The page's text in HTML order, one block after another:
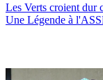
Les Verts croient dur
Une Légende à